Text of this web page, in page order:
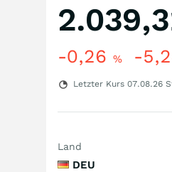
-0,26 % -
Letzter Kurs 07.08.26
Land
DEU